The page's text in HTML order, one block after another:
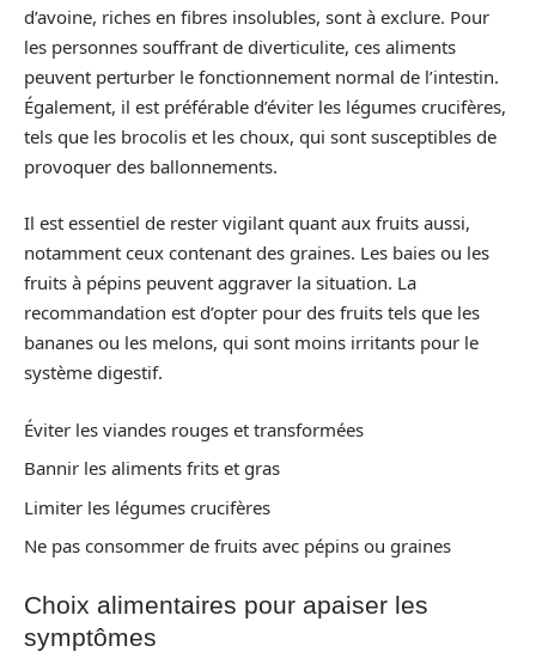
d’avoine, riches en fibres insolubles, sont à exclure. Pour
les personnes souffrant de diverticulite, ces aliments
peuvent perturber le fonctionnement normal de l’intestin.
Également, il est préférable d’éviter les légumes crucifères,
tels que les brocolis et les choux, qui sont susceptibles de
provoquer des ballonnements.
Il est essentiel de rester vigilant quant aux fruits aussi,
notamment ceux contenant des graines. Les baies ou les
fruits à pépins peuvent aggraver la situation. La
recommandation est d’opter pour des fruits tels que les
bananes ou les melons, qui sont moins irritants pour le
système digestif.
Éviter les viandes rouges et transformées
Bannir les aliments frits et gras
Limiter les légumes crucifères
Ne pas consommer de fruits avec pépins ou graines
Choix alimentaires pour apaiser les
symptômes